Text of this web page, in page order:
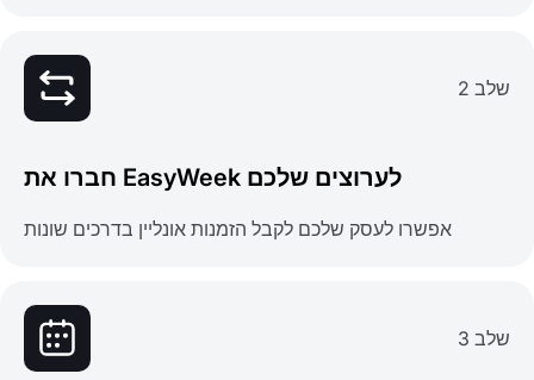
שלב 2
חברו את EasyWeek לערוצים שלכם
אפשרו לעסק שלכם לקבל הזמנות אונליין בדרכים שונות
שלב 3